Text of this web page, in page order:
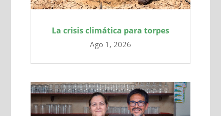
La crisis climática para torpes
Ago 1, 2026